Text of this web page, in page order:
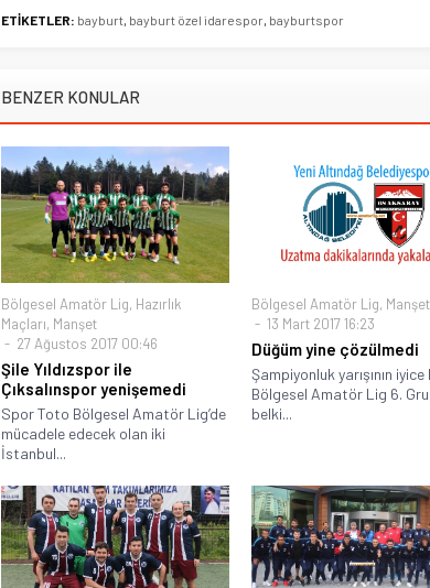
ETİKETLER: bayburt, bayburt özel idarespor, bayburtspor
BENZER KONULAR
Bölgesel Amatör Lig, Hazırlık
Maçları, Manşet
27 Ağustos 2017 00:46
Şile Yıldızspor ile
Çıksalınspor yenişemedi
Spor Toto Bölgesel Amatör Lig’de
mücadele edecek olan iki
İstanbul...
Bölgesel Amatör Lig, Manşet
13 Mart 2017 16:23
Düğüm yine çözülmedi
Şampiyonluk yarışının iyice
Bölgesel Amatör Lig 6.
belki...